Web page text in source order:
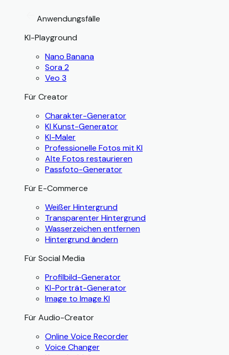
Anwendungsfälle
KI-Playground
Nano Banana
Sora 2
Veo 3
Für Creator
Charakter-Generator
KI Kunst-Generator
KI-Maler
Professionelle Fotos mit KI
Alte Fotos restaurieren
Passfoto-Generator
Für E-Commerce
Weißer Hintergrund
Transparenter Hintergrund
Wasserzeichen entfernen
Hintergrund ändern
Für Social Media
Profilbild-Generator
KI-Porträt-Generator
Image to Image KI
Für Audio-Creator
Online Voice Recorder
Voice Changer